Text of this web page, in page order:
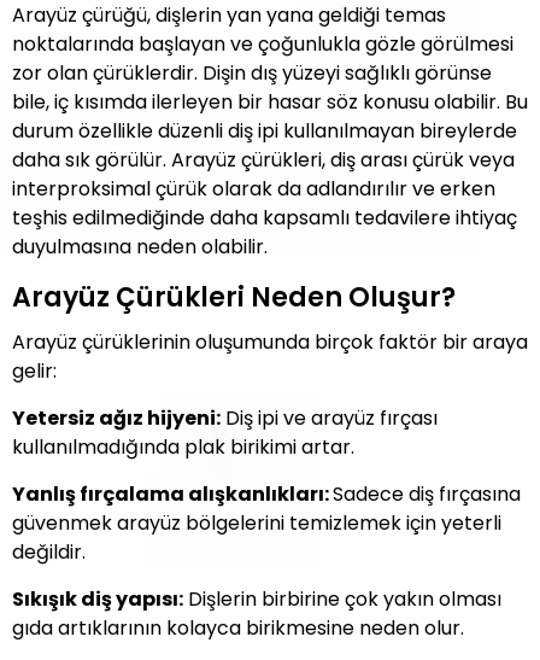
Arayüz çürüğü, dişlerin yan yana geldiği temas
noktalarında başlayan ve çoğunlukla gözle görülmesi
zor olan çürüklerdir. Dişin dış yüzeyi sağlıklı görünse
bile, iç kısımda ilerleyen bir hasar söz konusu olabilir. Bu
durum özellikle düzenli diş ipi kullanılmayan bireylerde
daha sık görülür. Arayüz çürükleri, diş arası çürük veya
interproksimal çürük olarak da adlandırılır ve erken
teşhis edilmediğinde daha kapsamlı tedavilere ihtiyaç
duyulmasına neden olabilir.
Arayüz Çürükleri Neden Oluşur?
Arayüz çürüklerinin oluşumunda birçok faktör bir araya
gelir:
Yetersiz ağız hijyeni: Diş ipi ve arayüz fırçası
kullanılmadığında plak birikimi artar.
Yanlış fırçalama alışkanlıkları:Sadece diş fırçasına
güvenmek arayüz bölgelerini temizlemek için yeterli
değildir.
Sıkışık diş yapısı: Dişlerin birbirine çok yakın olması
gıda artıklarının kolayca birikmesine neden olur.